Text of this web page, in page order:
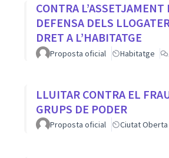
CONTRA
DEFENSA DELS
DRET A L’HABITATGE
Proposta oficial Habitatge
LLUITAR CONTRA EL
GRUPS DE PODER
Proposta oficial Ciutat Oberta